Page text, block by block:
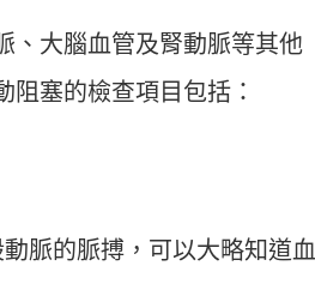
、大腦血管及腎動脈等其他
塞的檢查項目包括：
脈的脈搏，可以大略知道血